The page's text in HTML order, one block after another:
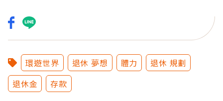
環遊世界 退休 夢想 體力
退休 規劃
退休金
存款